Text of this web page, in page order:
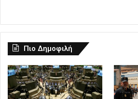
Πιο Δημοφιλή